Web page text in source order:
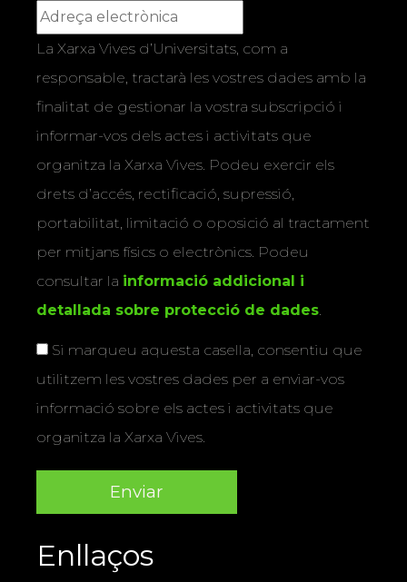
La Xarxa Vives d’Universitats, com a
responsable, tractarà les vostres dades amb la
finalitat de gestionar la vostra subscripció i
informar-vos dels actes i activitats que
organitza la Xarxa Vives. Podeu exercir els
drets d’accés, rectificació, supressió,
portabilitat, limitació o oposició al tractament
per mitjans físics o electrònics. Podeu
consultar la informació addicional i
detallada sobre protecció de dades
Si marqueu aquesta casella, consentiu que
utilitzem les vostres dades per a enviar-vos
informació sobre els actes i activitats que
organitza la Xarxa Vives.
Enllaços